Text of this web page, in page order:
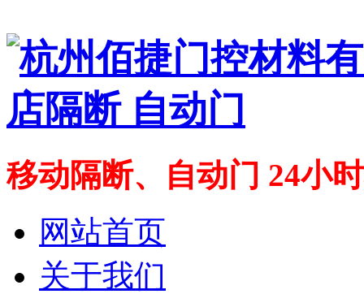
移动隔断、自动门 24小
网站首页
关于我们